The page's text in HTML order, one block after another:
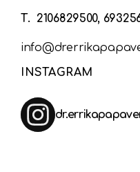
Τ. 2106829500,
INSTAGRAM